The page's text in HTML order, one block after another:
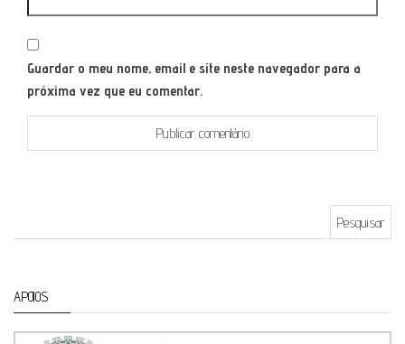
Guardar o meu nome, email e site neste navegador para a
próxima vez que eu comentar.
APOIOS